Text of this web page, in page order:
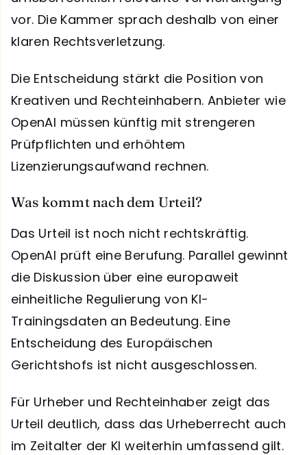
vor. Die Kammer sprach deshalb von einer
klaren Rechtsverletzung.
Die Entscheidung stärkt die Position von
Kreativen und Rechteinhabern. Anbieter wie
OpenAI müssen künftig mit strengeren
Prüfpflichten und erhöhtem
Lizenzierungsaufwand rechnen.
Was kommt nach dem Urteil?
Das Urteil ist noch nicht rechtskräftig.
OpenAI prüft eine Berufung. Parallel gewinnt
die Diskussion über eine europaweit
einheitliche Regulierung von KI-
Trainingsdaten an Bedeutung. Eine
Entscheidung des Europäischen
Gerichtshofs ist nicht ausgeschlossen.
Für Urheber und Rechteinhaber zeigt das
Urteil deutlich, dass das Urheberrecht auch
im Zeitalter der KI weiterhin umfassend gilt.